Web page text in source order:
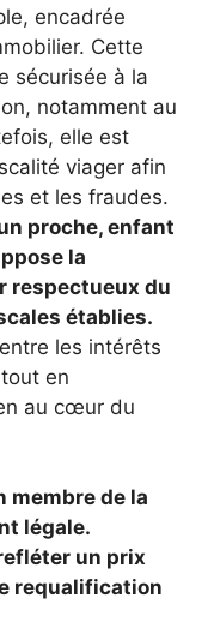
encadrée
Cette
sécurisée à la
notamment au
elle est
viager afin
et les fraudes.
proche, enfant
la
respectueux du
établies.
les intérêts
en
au cœur du
membre de la
légale.
un prix
requalification